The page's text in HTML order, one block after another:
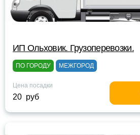
ИП Ольховик. Грузоперевозки.
ПО ГОРОДУ МЕЖГОРОД
Цена посадки
20 руб